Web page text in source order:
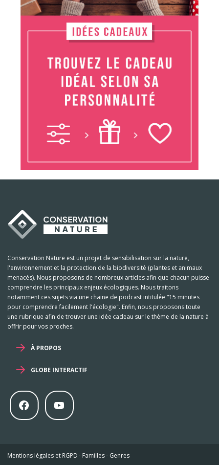
Conservation Nature est un projet de sensibilisation sur la nature,
l'environnement et la protection de la biodiversité (plantes et animaux
menacés). Nous proposons de nombreux articles afin que chacun puisse
comprendre les principaux enjeux écologiques. Nous traitons
notamment ces sujets via une chaine de podcast intitulée "15 minutes
pour comprendre facilement l'écologie". Enfin, nous proposons toute
une rubrique afin de trouver une idée cadeau sur le thème de la nature à
offrir pour vos proches.
À PROPOS
GLOBE INTERACTIF
Mentions légales et RGPD- Familles- Genres